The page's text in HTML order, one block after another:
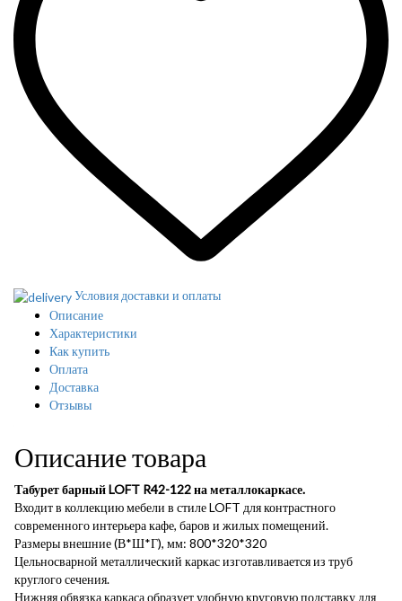
Условия доставки и оплаты
Описание
Характеристики
Как купить
Оплата
Доставка
Отзывы
Описание товара
Табурет барный LOFT R42-122 на металлокаркасе.
Входит в коллекцию мебели в стиле LOFT для контрастного
современного интерьера кафе, баров и жилых помещений.
Размеры внешние (В*Ш*Г), мм: 800*320*320
Цельносварной металлический каркас изготавливается из труб
круглого сечения.
Нижняя обвязка каркаса образует удобную круговую подставку для